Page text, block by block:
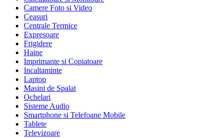
Camere Foto si Video
Ceasuri
Centrale Termice
Expresoare
Frigidere
Haine
Imprimante si Copiatoare
Incaltaminte
Laptop
Masini de Spalat
Ochelari
Sisteme Audio
Smartphone si Telefoane Mobile
Tablete
Televizoare